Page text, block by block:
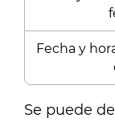
Fecha y
Se puede